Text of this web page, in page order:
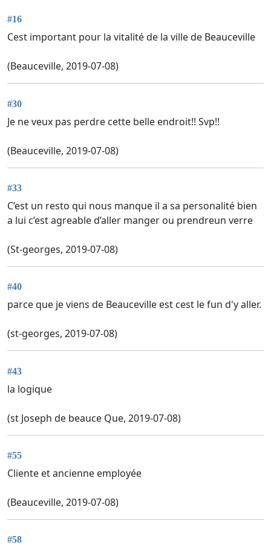
#16
Cest important pour la vitalité de la ville de Beauceville
(Beauceville, 2019-07-08)
#30
Je ne veux pas perdre cette belle endroit!! Svp!!
(Beauceville, 2019-07-08)
#33
C’est un resto qui nous manque il a sa personalité bien
a lui c’est agreable d’aller manger ou prendreun verre
(St-georges, 2019-07-08)
#40
parce que je viens de Beauceville est cest le fun d'y aller.
(st-georges, 2019-07-08)
#43
la logique
(st Joseph de beauce Que, 2019-07-08)
#55
Cliente et ancienne employée
(Beauceville, 2019-07-08)
#58